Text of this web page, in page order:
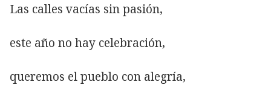
Las calles vacías sin pasión,
este año no hay celebración,
queremos el pueblo con alegría,